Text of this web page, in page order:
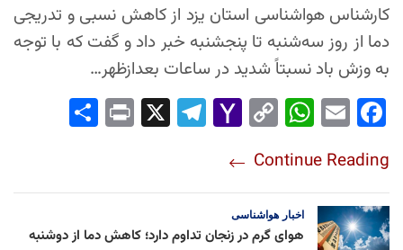
کارشناس هواشناسی استان یزد از کاهش نسبی و تدریجی
دما از روز سه‌شنبه تا پنجشنبه خبر داد و گفت که با توجه
به وزش باد نسبتاً شدید در ساعات بعدازظهر…
Fac
ok
Em
Wh
Ap
p
Co
Lin
k
Yah
l
Tel
Pri
Continue Reading
اخبار هواشناسی
هوای گرم در زنجان تداوم دارد؛ کاهش دما از دوشنبه